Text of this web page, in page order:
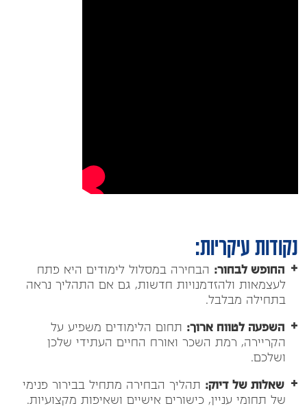
נקודות עיקריות:
החופש לבחור: הבחירה במסלול לימודים היא פתח
לעצמאות ולהזדמנויות חדשות, גם אם התהליך נראה
בתחילה מבלבל.
השפעה לטווח ארוך: תחום הלימודים משפיע על
הקריירה, רמת השכר ואורח החיים העתידי שלכן
ושלכם.
שאלות של דיוק: תהליך הבחירה מתחיל בבירור פנימי
של תחומי עניין, כישורים אישיים ושאיפות מקצועיות.